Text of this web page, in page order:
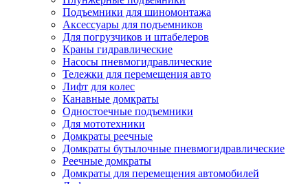
Подъемники для шиномонтажа
Аксессуары для подъемников
Для погрузчиков и штабелеров
Краны гидравлические
Насосы пневмогидравлические
Тележки для перемещения авто
Лифт для колес
Канавные домкраты
Одностоечные подъемники
Для мототехники
Домкраты реечные
Домкраты бутылочные пневмогидравлические
Реечные домкраты
Домкраты для перемещения автомобилей